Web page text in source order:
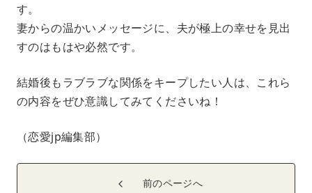
す。
妻からの温かいメッセージに、夫が極上の幸せを見出
すのはもはや必然です。
結婚後もラブラブな関係をキープしたい人は、これら
の内容をぜひ意識してみてくださいね！
（恋愛jp編集部）
前のページへ